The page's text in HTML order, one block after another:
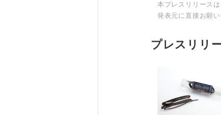
本プレスリリース
発表元に直接お願い
プレスリリ